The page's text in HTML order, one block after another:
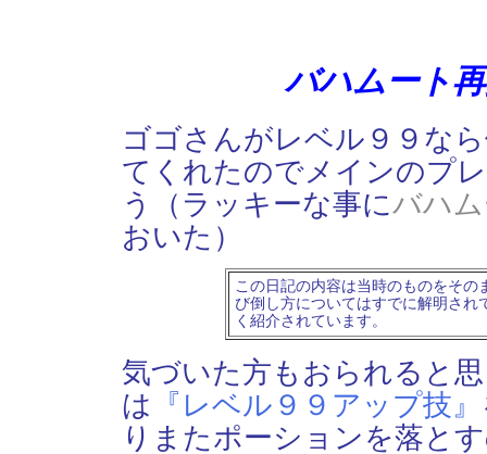
バハムート
ゴゴさんがレベル９９な
てくれたのでメインのプ
う（ラッキーな事にバハ
おいた）
この日記の内容は当時のものをその
び倒し方についてはすでに解明され
く紹介されています。
気づいた方もおられると
は 『レベル９９アップ技』
りまたポーションを落と